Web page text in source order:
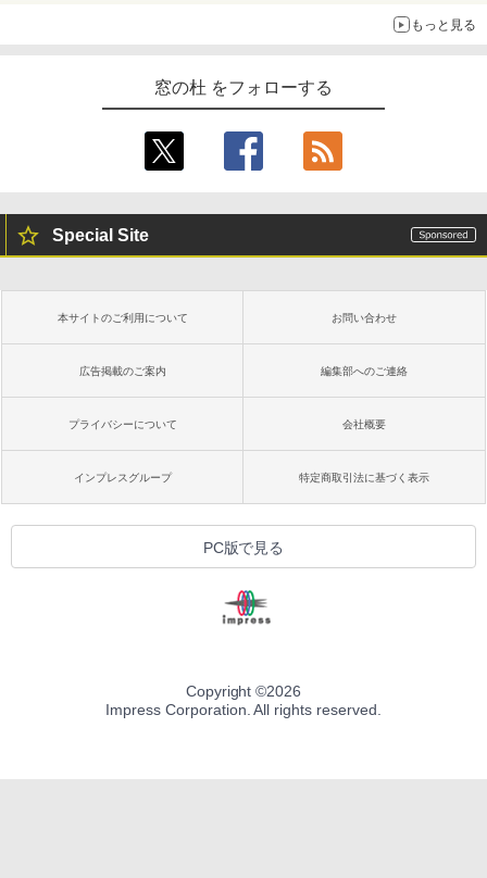
もっと見る
窓の杜 をフォローする
Special Site
本サイトのご利用について お問い合わせ
広告掲載のご案内 編集部へのご連絡
プライバシーについて 会社概要
インプレスグループ 特定商取引法に基づく表示
PC版で見る
Copyright ©2026
Impress Corporation. All rights reserved.